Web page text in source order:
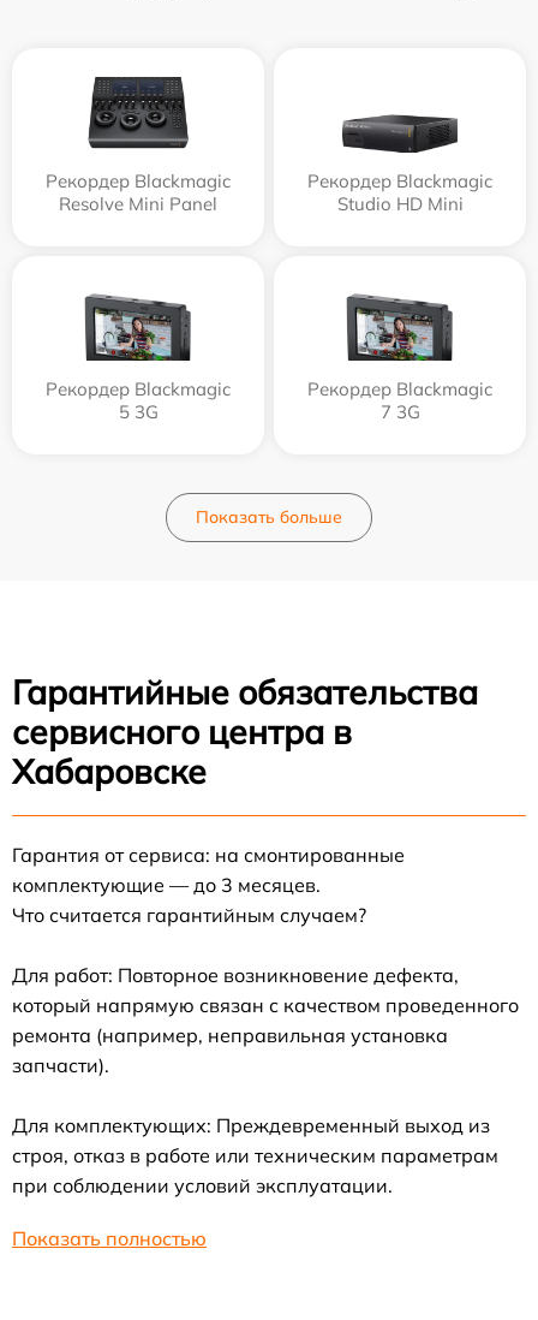
Рекордер Blackmagic
Resolve Mini Panel
Рекордер Blackmagic
Studio HD Mini
Рекордер Blackmagic
5 3G
Рекордер Blackmagic
7 3G
Показать больше
Гарантийные обязательства
сервисного центра в
Хабаровске
Гарантия от сервиса: на смонтированные
комплектующие — до 3 месяцев.
Что считается гарантийным случаем?
Для работ: Повторное возникновение дефекта,
который напрямую связан с качеством проведенного
ремонта (например, неправильная установка
запчасти).
Для комплектующих: Преждевременный выход из
строя, отказ в работе или техническим параметрам
при соблюдении условий эксплуатации.
Показать полностью